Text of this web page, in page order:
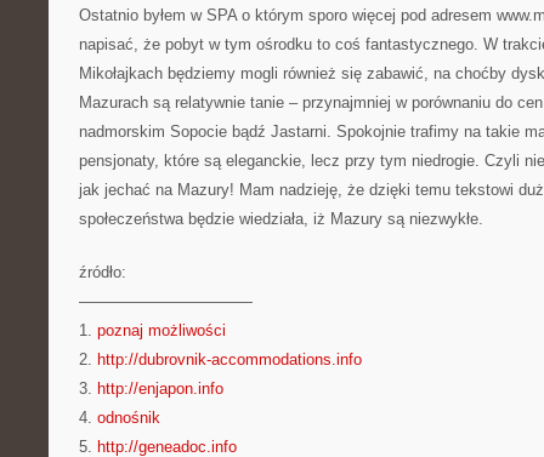
Ostatnio byłem w SPA o którym sporo więcej pod adresem
napisać, że pobyt w tym ośrodku to coś fantastycznego. W
Mikołajkach będziemy mogli również się zabawić, na choćby
Mazurach są relatywnie tanie – przynajmniej w porównaniu do
nadmorskim Sopocie bądź Jastarni. Spokojnie trafimy na takie
pensjonaty, które są eleganckie, lecz przy tym niedrogie. Czyli
jak jechać na Mazury! Mam nadzieję, że dzięki temu tekstowi
społeczeństwa będzie wiedziała, iż Mazury są niezwykłe.
źródło:
———————————
1. poznaj możliwości
2. http://dubrovnik-accommodations.info
3. http://enjapon.info
4. odnośnik
5. http://geneadoc.info